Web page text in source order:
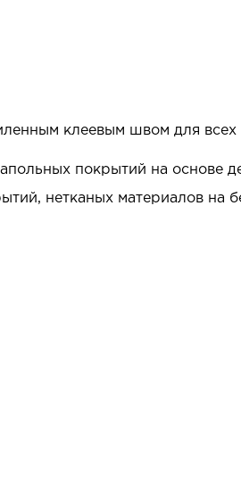
клеевым швом для всех
покрытий на основе
нетканых материалов на